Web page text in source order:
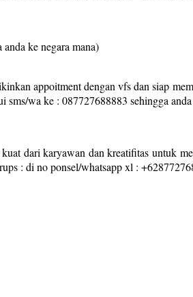
ke negara mana)
appoitment dengan vfs dan siap
wa ke : 087727688883 sehingga
dari karyawan dan kreatifitas untuk
: di no ponsel/whatsapp xl :